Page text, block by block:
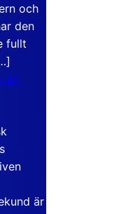
och
den
fullt
en
är